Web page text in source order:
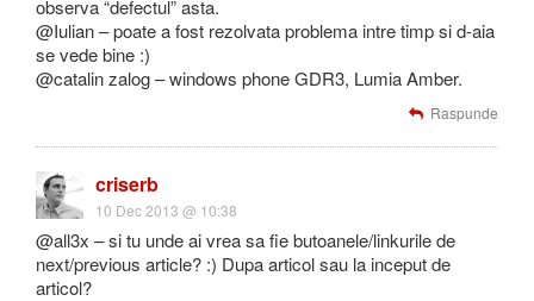
observa “defectul” asta.
@Iulian – poate a fost rezolvata problema intre timp si d-aia
se vede bine :)
@catalin zalog – windows phone GDR3, Lumia Amber.
Raspunde
criserb
10 Dec 2013 @ 10:38
@all3x – si tu unde ai vrea sa fie butoanele/linkurile de
next/previous article? :) Dupa articol sau la inceput de
articol?